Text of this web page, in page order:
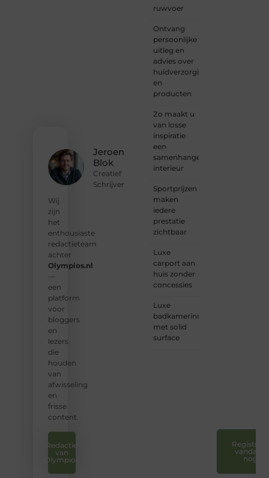
Jeroen
Blok
Creatief
Schrijver
Wij
zijn
het
enthousiaste
redactieteam
achter
Olympios.nl
—
een
platform
voor
bloggers
en
lezers
die
houden
van
afwisseling
en
frisse
content.
Redactie
van
Olympios
ruwvoer
Ontvang
persoonlijke
uitleg en
advies over
huidverzorging
en
producten
Zo maakt u
van losse
inspiratie
een
samenhangend
interieur
Sportprijzen
maken
iedere
prestatie
zichtbaar
Luxe
carport aan
huis zonder
concessies
Luxe
badkamerinrichting
met solid
surface
Registreer
vandaag
nog